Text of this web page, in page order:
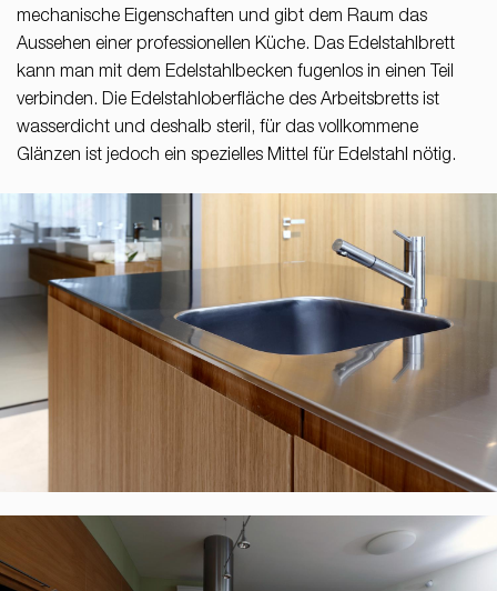
mechanische Eigenschaften und gibt dem Raum das
Aussehen einer professionellen Küche. Das Edelstahlbrett
kann man mit dem Edelstahlbecken fugenlos in einen Teil
verbinden. Die Edelstahloberfläche des Arbeitsbretts ist
wasserdicht und deshalb steril, für das vollkommene
Glänzen ist jedoch ein spezielles Mittel für Edelstahl nötig.